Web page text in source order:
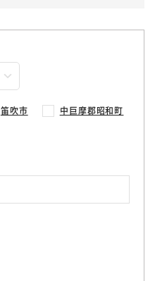
笛吹市 中巨摩郡昭和町